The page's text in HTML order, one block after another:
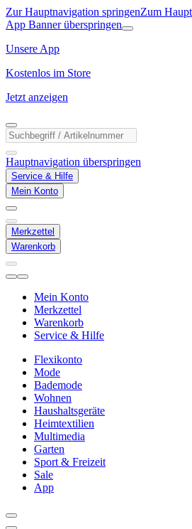
Zur Hauptnavigation springenZum
App Banner überspringen
Unsere App
Kostenlos im Store
Jetzt anzeigen
Hauptnavigation überspringen
Service & Hilfe
Mein Konto
Merkzettel
Warenkorb
Mein Konto
Merkzettel
Warenkorb
Service & Hilfe
Flexikonto
Mode
Bademode
Wohnen
Haushaltsgeräte
Heimtextilien
Multimedia
Garten
Sport & Freizeit
Sale
App